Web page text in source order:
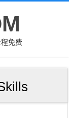
免费